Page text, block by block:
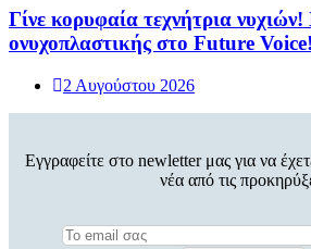
Γίνε κορυφαία τεχνήτρια
ονυχοπλαστικής στο Future Voice!
2 Αυγούστου 2026
Εγγραφείτε στο newletter μας για να
νέα από τις